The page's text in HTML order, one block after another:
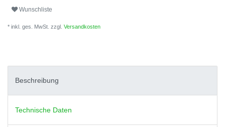
Wunschliste
* inkl. ges. MwSt. zzgl. Versandkosten
Beschreibung
Technische Daten